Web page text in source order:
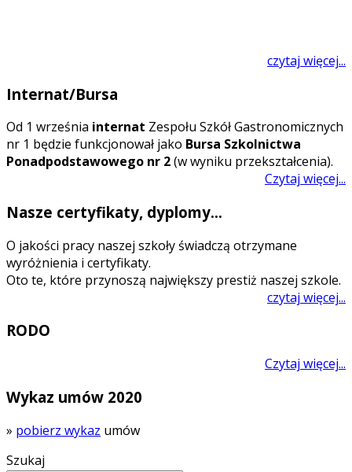
czytaj więcej...
Internat/Bursa
Od 1 września internat Zespołu Szkół Gastronomicznych
nr 1 będzie funkcjonował jako Bursa Szkolnictwa
Ponadpodstawowego nr 2(w wyniku przekształcenia).
Czytaj więcej...
Nasze certyfikaty, dyplomy...
O jakości pracy naszej szkoły świadczą otrzymane
wyróżnienia i certyfikaty.
Oto te, które przynoszą największy prestiż naszej szkole.
czytaj więcej...
RODO
Czytaj więcej...
Wykaz umów 2020
» pobierz wykaz umów
Szukaj